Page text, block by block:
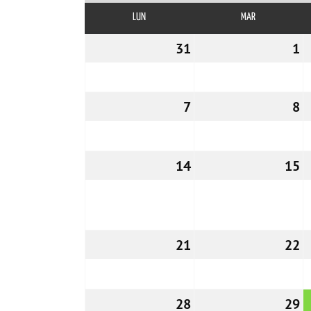
LUNLUNES MARMARTES
31 1
707/11/2022 8
1414/11/2022 15
21 22
2828/11/2022 29